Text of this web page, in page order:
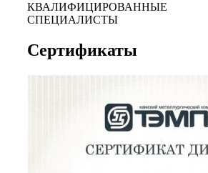
КВАЛИФИЦИРОВАННЫЕ
СПЕЦИАЛИСТЫ
Сертификаты